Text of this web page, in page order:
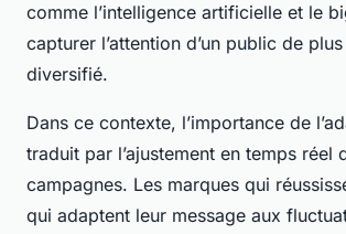
comme l’intelligence artificielle et le
capturer l’attention d’un public de
diversifié.
Dans ce contexte, l’importance de
traduit par l’ajustement en temps réel
campagnes. Les marques qui
qui adaptent leur message aux